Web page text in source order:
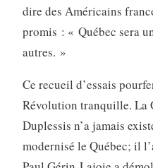
dire des Américains
promis : « Québec sera
autres. »
Ce recueil d’essais
Révolution tranquille. La
Duplessis n’a jamais
modernisé le Québec; il